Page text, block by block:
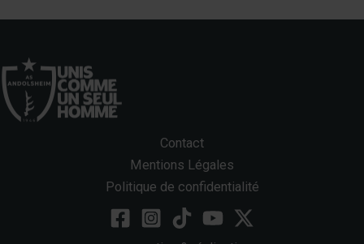
Contact
Mentions Légales
Politique de confidentialité